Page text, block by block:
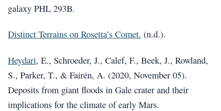
galaxy PHL 293B.
Distinct Terrains on Rosetta’s Comet. (n.d.).
Heydari, E., Schroeder, J., Calef, F., Beek, J., Rowland,
S., Parker, T., & Fairén, A. (2020, November 05).
Deposits from giant floods in Gale crater and their
implications for the climate of early Mars.